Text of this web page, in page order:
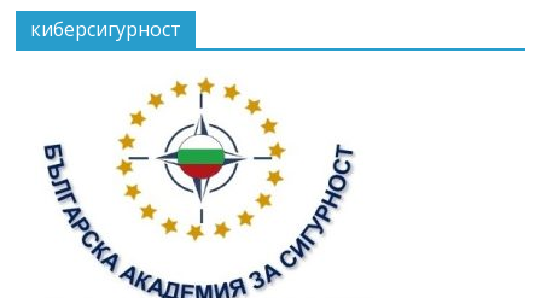
киберсигурност